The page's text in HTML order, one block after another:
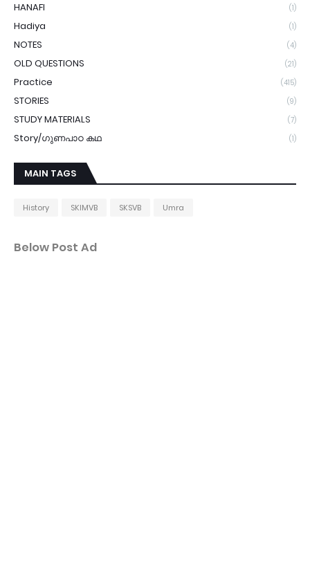
HANAFI (1)
Hadiya (1)
NOTES (4)
OLD QUESTIONS (21)
Practice (415)
STORIES (9)
STUDY MATERIALS (7)
Story/ഗുണപാഠ കഥ (1)
MAIN TAGS
History SKIMVB SKSVB Umra
Below Post Ad